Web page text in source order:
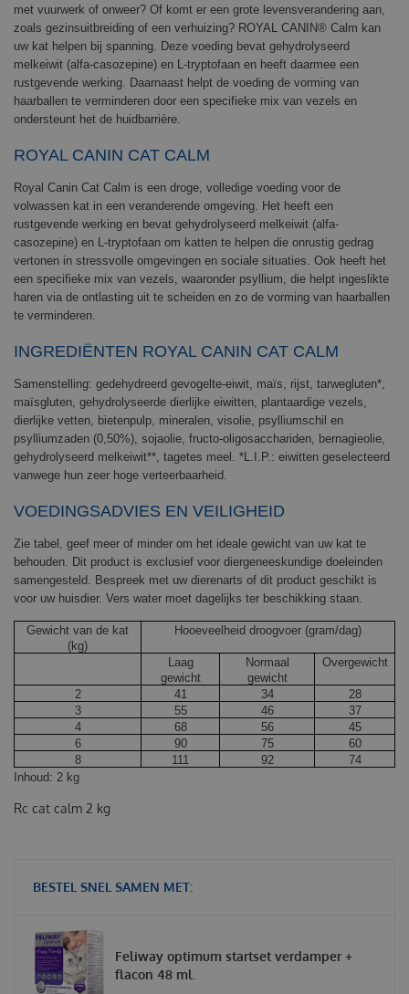
met vuurwerk of onweer? Of komt er een grote levensverandering aan,
zoals gezinsuitbreiding of een verhuizing? ROYAL CANIN® Calm kan
uw kat helpen bij spanning. Deze voeding bevat gehydrolyseerd
melkeiwit (alfa-casozepine) en L-tryptofaan en heeft daarmee een
rustgevende werking. Daarnaast helpt de voeding de vorming van
haarballen te verminderen door een specifieke mix van vezels en
ondersteunt het de huidbarrière.
ROYAL CANIN CAT CALM
Royal Canin Cat Calm is een droge, volledige voeding voor de
volwassen kat in een veranderende omgeving. Het heeft een
rustgevende werking en bevat gehydrolyseerd melkeiwit (alfa-
casozepine) en L-tryptofaan om katten te helpen die onrustig gedrag
vertonen in stressvolle omgevingen en sociale situaties. Ook heeft het
een specifieke mix van vezels, waaronder psyllium, die helpt ingeslikte
haren via de ontlasting uit te scheiden en zo de vorming van haarballen
te verminderen.
INGREDIËNTEN ROYAL CANIN CAT CALM
Samenstelling: gedehydreerd gevogelte-eiwit, maïs, rijst, tarwegluten*,
maïsgluten, gehydrolyseerde dierlijke eiwitten, plantaardige vezels,
dierlijke vetten, bietenpulp, mineralen, visolie, psylliumschil en
psylliumzaden (0,50%), sojaolie, fructo-oligosacchariden, bernagieolie,
gehydrolyseerd melkeiwit**, tagetes meel. *L.I.P.: eiwitten geselecteerd
vanwege hun zeer hoge verteerbaarheid.
VOEDINGSADVIES EN VEILIGHEID
Zie tabel, geef meer of minder om het ideale gewicht van uw kat te
behouden. Dit product is exclusief voor diergeneeskundige doeleinden
samengesteld. Bespreek met uw dierenarts of dit product geschikt is
voor uw huisdier. Vers water moet dagelijks ter beschikking staan.
Gewicht van de kat
(kg)
Hooeveelheid droogvoer (gram/dag)
Laag
gewicht
Normaal
gewicht
Overgewicht
2 41 34
28
3
55 46
37
4
68 56
45
6
90 75
60
8
111 92
74
Inhoud: 2 kg
Rc cat calm 2 kg
BESTEL SNEL SAMEN MET:
Feliway optimum startset verdamper +
flacon 48 ml.